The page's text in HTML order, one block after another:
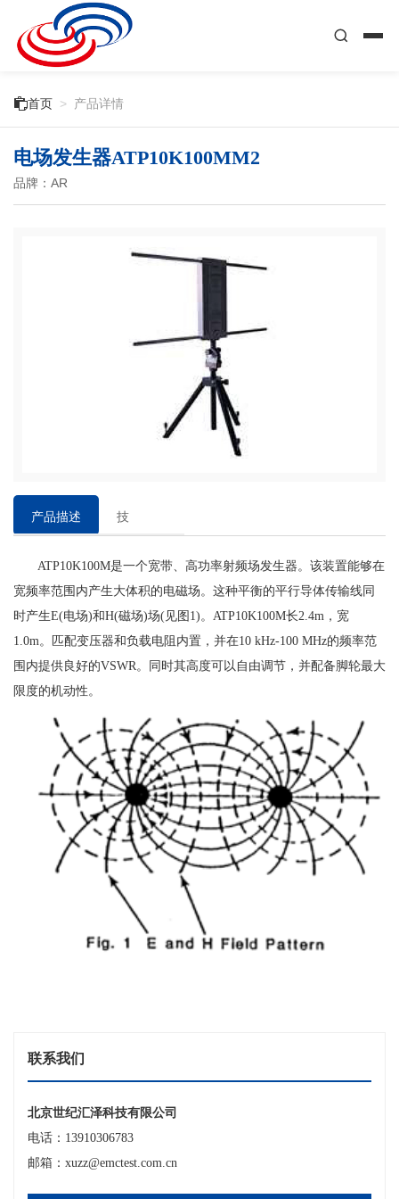
首页 > 产品详情
电场发生器ATP10K100MM2
品牌：AR
产品描述
技
参
数
ATP10K100M是一个宽带、高功率射频场发生器。该装置能够在
宽频率范围内产生大体积的电磁场。这种平衡的平行导体传输线同
时产生E(电场)和H(磁场)场(见图1)。ATP10K100M长2.4m，宽
1.0m。匹配变压器和负载电阻内置，并在10 kHz-100 MHz的频率范
围内提供良好的VSWR。同时其高度可以自由调节，并配备脚轮最大
限度的机动性。
联系我们
北京世纪汇泽科技有限公司
电话：13910306783
邮箱：xuzz@emctest.com.cn